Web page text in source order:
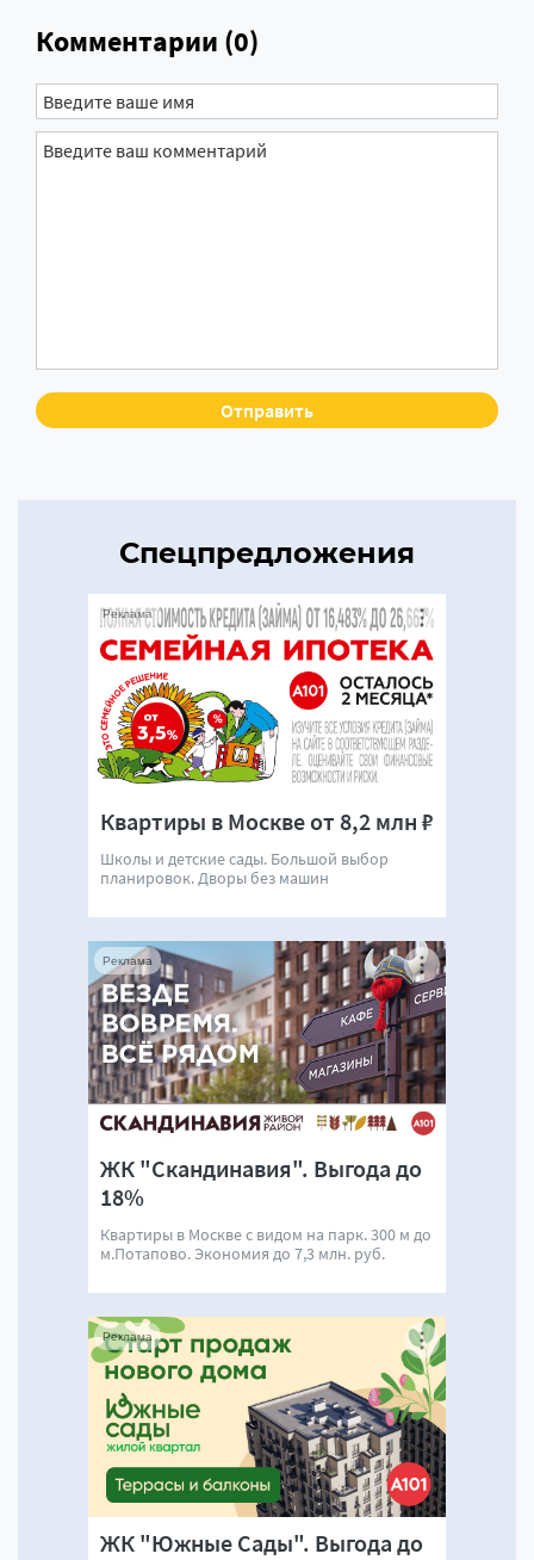
Комментарии (0)
Спецпредложения
Квартиры в Москве от 8,2 млн ₽
Школы и детские сады. Большой выбор
планировок. Дворы без машин
Реклама
ЖК "Скандинавия". Выгода до
18%
Квартиры в Москве с видом на парк. 300 м до
м.Потапово. Экономия до 7,3 млн. руб.
Реклама
ЖК "Южные Сады". Выгода до
Реклама